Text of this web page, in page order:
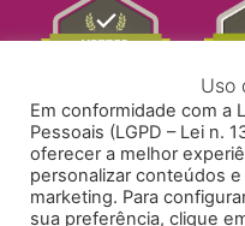
Uso
Em conformidade com a
Pessoais (LGPD – Lei n.
oferecer a melhor
personalizar conteúdos
marketing. Para
sua preferência, clique